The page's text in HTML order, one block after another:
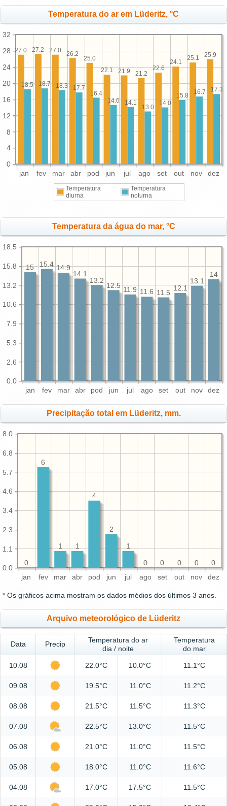
Temperatura do ar em Lüderitz, °C
jan fev mar abr pod jun jul ago set out nov dez
0
4
8
12
16
20
24
28
32
25.9
25.1
24.1
22.6
21.2
21.9
22.1
25.0
26.2
27.0
27.2
27.0
17.3
16.7
15.8
14.0
13.0
14.1
14.6
16.4
17.7
18.3
18.7
18.5
Temperatura
diurna
Temperatura
noturna
Temperatura da água do mar, °C
jan fev mar abr pod jun jul ago set out nov dez
0.0
2.6
5.3
7.9
10.6
13.2
15.8
18.5
14
13.1
12.1
11.5
11.6
11.9
12.5
13.2
14.1
14.9
15.4
15
Precipitação total em Lüderitz, mm.
jan fev mar abr pod jun jul ago set out nov dez
0.0
1.1
2.3
3.4
4.6
5.7
6.8
8.0
0
0
0
0
0
1
2
4
1
1
6
0
* Os gráficos acima mostram os dados médios dos últimos 3 anos.
Arquivo meteorológico de Lüderitz
Data Precip
Temperatura do ar
dia / noite
Temperatura
do mar
10.08 22.0°C 10.0°C 11.1°C
09.08 19.5°C 11.0°C 11.2°C
08.08 21.5°C 11.5°C 11.3°C
07.08 22.5°C 13.0°C 11.5°C
06.08 21.0°C 11.0°C 11.5°C
05.08 18.0°C 11.0°C 11.6°C
04.08 17.0°C 17.5°C 11.5°C